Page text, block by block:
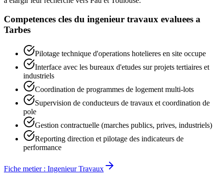
Competences cles du ingenieur travaux evaluees a
Tarbes
Pilotage technique d'operations hotelieres en site occupe
Interface avec les bureaux d'etudes sur projets tertiaires et
industriels
Coordination de programmes de logement multi-lots
Supervision de conducteurs de travaux et coordination de
pole
Gestion contractuelle (marches publics, prives, industriels)
Reporting direction et pilotage des indicateurs de
performance
Fiche metier : Ingenieur Travaux